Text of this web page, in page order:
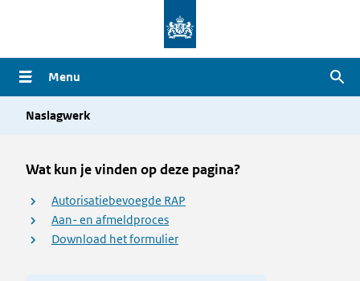
naar
de
inhoud
Menu
Naslagwerk
Wat kun je vinden op deze pagina?
Autorisatiebevoegde RAP
Aan- en afmeldproces
Download het formulier